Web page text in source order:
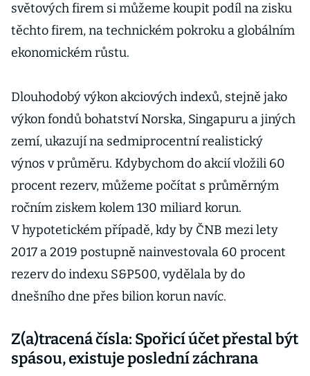
světových firem si můžeme koupit podíl na zisku
těchto firem, na technickém pokroku a globálním
ekonomickém růstu.
Dlouhodobý výkon akciových indexů, stejně jako
výkon fondů bohatství Norska, Singapuru a jiných
zemí, ukazují na sedmiprocentní realistický
výnos v průměru. Kdybychom do akcií vložili 60
procent rezerv, můžeme počítat s průměrným
ročním ziskem kolem 130 miliard korun.
V hypotetickém případě, kdy by ČNB mezi lety
2017 a 2019 postupně nainvestovala 60 procent
rezerv do indexu S&P500, vydělala by do
dnešního dne přes bilion korun navíc.
Z(a)tracená čísla: Spořicí účet přestal být
spásou, existuje poslední záchrana